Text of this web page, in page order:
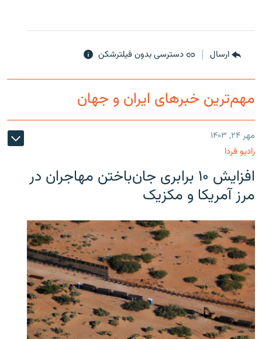
ارسال دسترسی بدون فیلترشکن
مهم‌ترین خبرهای ایران و جهان
مهر ۲۴, ۱۴۰۳
رادیو فردا
افزایش ۱۰ برابری جان‌باختن مهاجران در
مرز آمریکا و مکزیک